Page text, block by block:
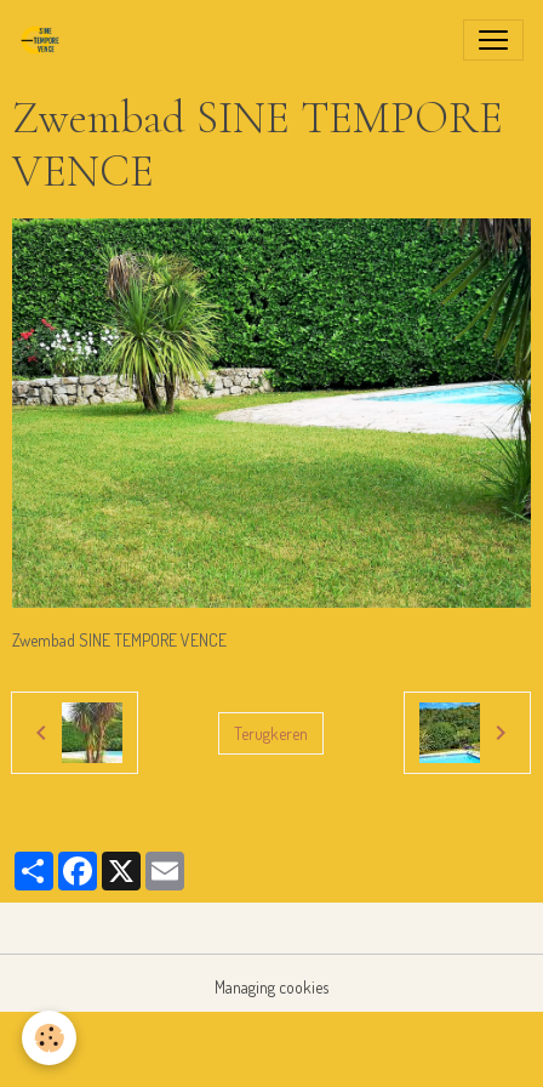
Zwembad SINE TEMPORE
VENCE
Zwembad SINE TEMPORE VENCE
Terugkeren
PartagerFacebook
X
Managing cookies